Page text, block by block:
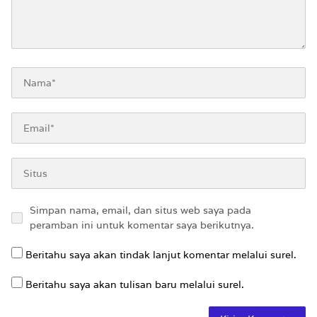
Simpan nama, email, dan situs web saya pada
peramban ini untuk komentar saya berikutnya.
Beritahu saya akan tindak lanjut komentar melalui surel.
Beritahu saya akan tulisan baru melalui surel.